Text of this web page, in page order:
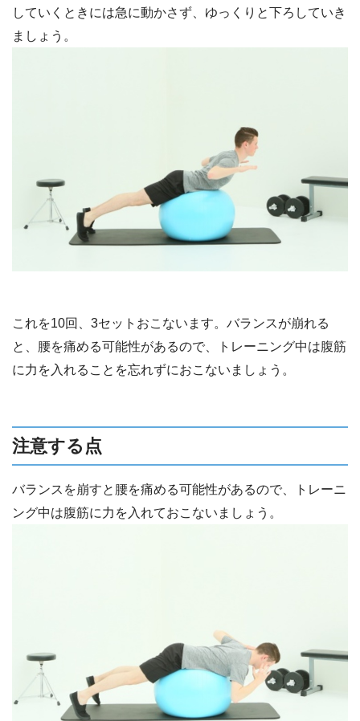
していくときには急に動かさず、ゆっくりと下ろしていき
ましょう。
これを10回、3セットおこないます。バランスが崩れる
と、腰を痛める可能性があるので、トレーニング中は腹筋
に力を入れることを忘れずにおこないましょう。
注意する点
バランスを崩すと腰を痛める可能性があるので、トレーニ
ング中は腹筋に力を入れておこないましょう。